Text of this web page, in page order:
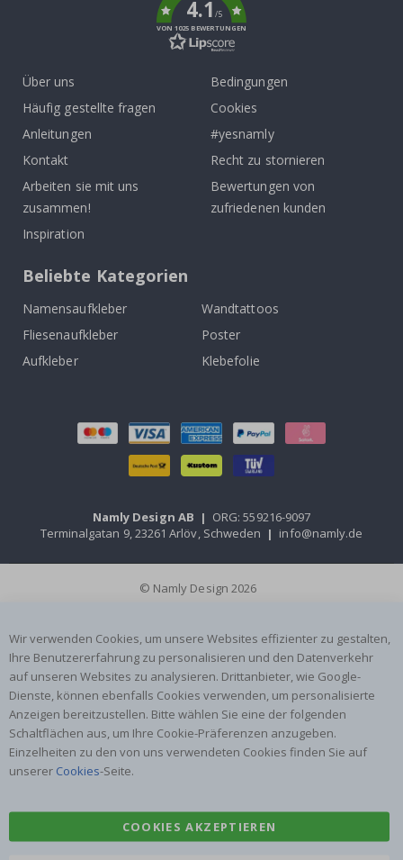
4.1/5
VON 1025 BEWERTUNGEN
Über uns
Häufig gestellte fragen
Anleitungen
Kontakt
Arbeiten sie mit uns
zusammen!
Inspiration
Bedingungen
Cookies
#yesnamly
Recht zu stornieren
Bewertungen von
zufriedenen kunden
Beliebte Kategorien
Namensaufkleber
Wandtattoos
Fliesenaufkleber
Poster
Aufkleber
Klebefolie
Namly Design AB | ORG: 559216-9097
Terminalgatan 9, 23261 Arlöv, Schweden | info@namly.de
© Namly Design 2026
Wir verwenden Cookies, um unsere Websites effizienter zu gestalten,
Ihre Benutzererfahrung zu personalisieren und den Datenverkehr
auf unseren Websites zu analysieren. Drittanbieter, wie Google-
Dienste, können ebenfalls Cookies verwenden, um personalisierte
Anzeigen bereitzustellen. Bitte wählen Sie eine der folgenden
Schaltflächen aus, um Ihre Cookie-Präferenzen anzugeben.
Einzelheiten zu den von uns verwendeten Cookies finden Sie auf
unserer Cookies-Seite.
COOKIES AKZEPTIEREN